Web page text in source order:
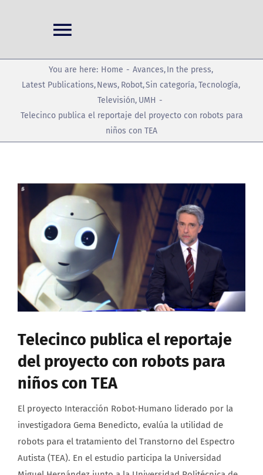
Toggle
Navigation
Projects
News
Publications
About us
You are here: Home Avances In the press
Latest Publications News Robot Sin categoría Tecnología
Televisión UMH
Telecinco publica el reportaje del proyecto con robots para
niños con TEA
View
Larger
Image
Telecinco publica el reportaje
del proyecto con robots para
niños con TEA
El proyecto Interacción Robot-Humano liderado por la
investigadora Gema Benedicto, evalúa la utilidad de
robots para el tratamiento del Transtorno del Espectro
Autista (TEA). En el estudio participa la Universidad